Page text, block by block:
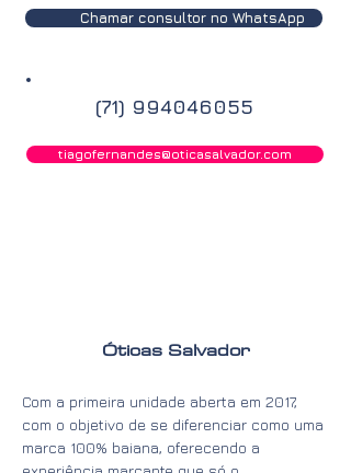
Chamar consultor no WhatsApp
(71) 994046055
tiagofernandes@oticasalvador.com
Óticas Salvador
Com a primeira unidade aberta em 2017,
com o objetivo de se diferenciar como uma
marca 100% baiana, oferecendo a